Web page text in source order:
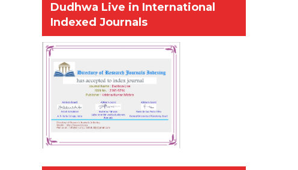
Dudhwa Live in International
Indexed Journals